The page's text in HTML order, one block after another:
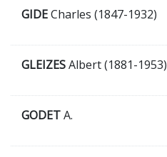
GIDECharles (1847-1932)
GLEIZESAlbert (1881-1953)
GODETA.